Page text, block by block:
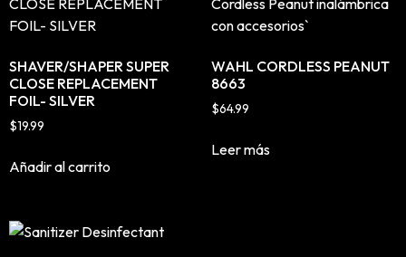
Limpieza y Desinfección
Peines, Cepillos y Capas
Nail Drills
SHAVER/SHAPER SUPER
CLOSE REPLACEMENT
FOIL- SILVER
$19.99
Añadir al carrito
WAHL CORDLESS PEANUT
8663
$64.99
Leer más